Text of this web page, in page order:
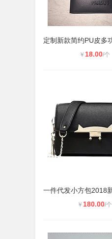
￥ 18.00/个
￥ 180.00/个